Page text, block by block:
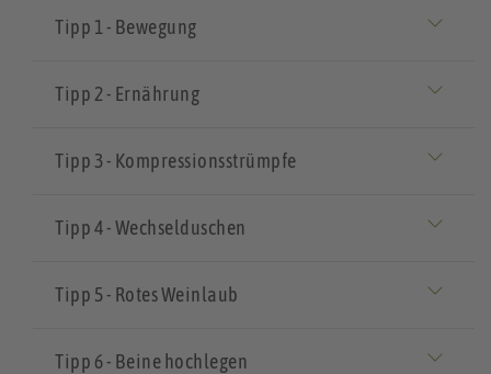
Tipp 1 - Bewegung
Tipp 2 - Ernährung
Tipp 3 - Kompressionsstrümpfe
Tipp 4 - Wechselduschen
Tipp 5 - Rotes Weinlaub
Tipp 6 - Beine hochlegen